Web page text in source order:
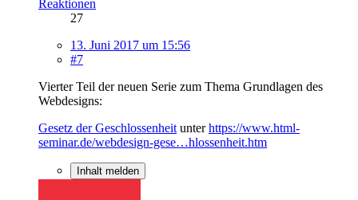
Reaktionen
27
13. Juni 2017 um 15:56
#7
Vierter Teil der neuen Serie zum Thema Grundlagen des
Webdesigns:
Gesetz der Geschlossenheit unterhttps://www.html-
seminar.de/webdesign-gese…hlossenheit.htm
Inhalt melden